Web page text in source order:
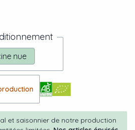
nue
et saisonnier de notre production